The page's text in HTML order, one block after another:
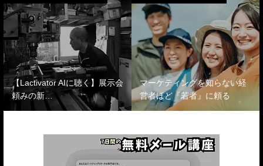
【Lactivator AIに聴く】展示会
頼みの新…
マーケティングを知らない経
営者ほど『若者』に頼る